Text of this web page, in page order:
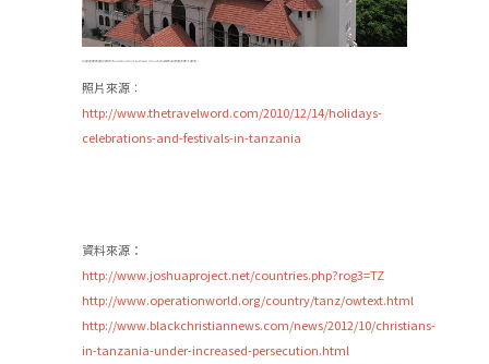
位處達累斯薩拉姆的The Azania Front Lutheran Church於1898年由德國宣教士建成。
照片來源︰
http://www.thetravelword.com/2010/12/14/holidays-
celebrations-and-festivals-in-tanzania
資料來源：
http://www.joshuaproject.net/countries.php?rog3=TZ
http://www.operationworld.org/country/tanz/owtext.html
http://www.blackchristiannews.com/news/2012/10/christians-
in-tanzania-under-increased-persecution.html